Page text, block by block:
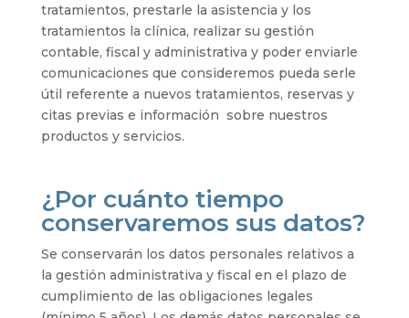
tratamientos, prestarle la asistencia y los
tratamientos la clínica, realizar su gestión
contable, fiscal y administrativa y poder enviarle
comunicaciones que consideremos pueda serle
útil referente a nuevos tratamientos, reservas y
citas previas e información sobre nuestros
productos y servicios.
¿Por cuánto tiempo
conservaremos sus datos?
Se conservarán los datos personales relativos a
la gestión administrativa y fiscal en el plazo de
cumplimiento de las obligaciones legales